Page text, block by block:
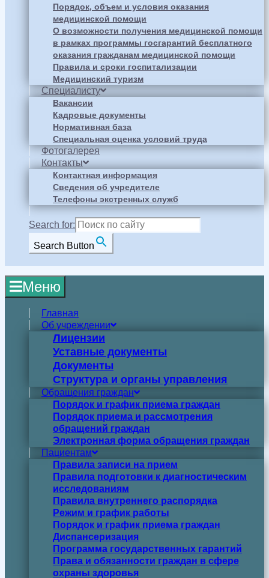
Порядок, объем и условия оказания
медицинской помощи
О возможности получения медицинской помощи
в рамках программы госгарантий бесплатного
оказания гражданам медицинской помощи
Правила и сроки госпитализации
Медицинский туризм
Специалисту
Вакансии
Кадровые документы
Нормативная база
Специальная оценка условий труда
Фотогалерея
Контакты
Контактная информация
Сведения об учредителе
Телефоны экстренных служб
Search for:
Search Button
Меню
Главная
Об учреждении
Лицензии
Уставные документы
Документы
Структура и органы управления
Обращения граждан
Порядок и график приема граждан
Порядок приема и рассмотрения
обращений граждан
Электронная форма обращения граждан
Пациентам
Правила записи на прием
Правила подготовки к диагностическим
исследованиям
Правила внутреннего распорядка
Режим и график работы
Порядок и график приема граждан
Диспансеризация
Программа государственных гарантий
Права и обязанности граждан в сфере
охраны здоровья